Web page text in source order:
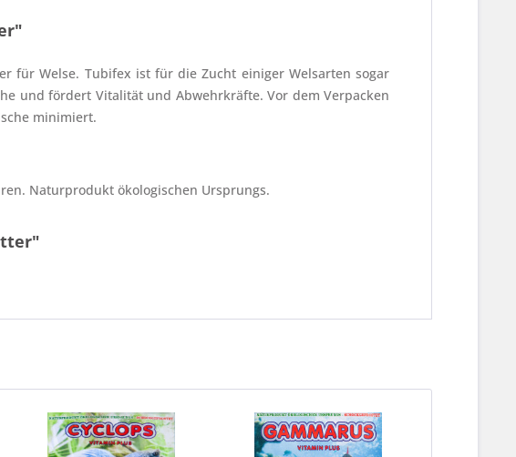
für Welse. Tubifex ist für die Zucht einiger Welsarten sogar
und fördert Vitalität und Abwehrkräfte. Vor dem Verpacken
minimiert.
Naturprodukt ökologischen Ursprungs.